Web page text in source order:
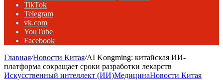
TikTok
Telegram
vk.com
YouTube
Facebook
Главная/Новости Китая/AI Kongming: китайская ИИ-
платформа сокращает сроки разработки лекарств
Искусственный интеллект (ИИ)МедицинаНовости Китая